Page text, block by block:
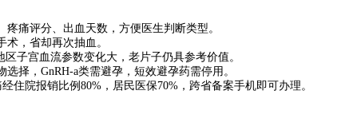
痛评分、出血天数，方便医生判断类型。
，省却再次抽血。
子宫血流参数变化大，老片子仍具参考价值。
择，GnRH-a类需避孕，短效避孕药需停用。
住院报销比例80%，居民医保70%，跨省备案手机即可办理。